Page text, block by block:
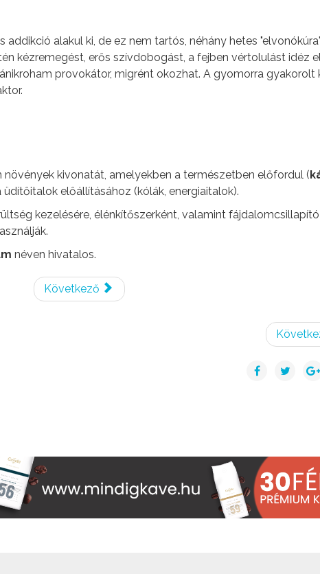
alakul ki, de ez nem tartós, néhány hetes "elvonókúra"
kézremegést, erős szívdobogást, a fejben vértolulást idéz
provokátor, migrént okozhat. A gyomorra gyakorolt
kivonatát, amelyekben a természetben előfordul (
előállításához (kólák, energiaitalok).
kezelésére, élénkítőszerként, valamint
néven hivatalos.
Következő